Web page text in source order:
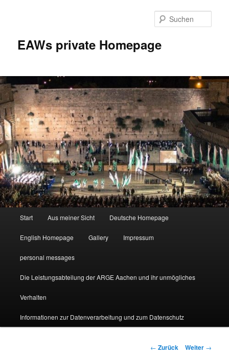
EAWs private Homepage
Start Aus meiner Sicht Deutsche Homepage
English Homepage Gallery Impressum
personal messages
Die Leistungsabteilung der ARGE Aachen und ihr unmögliches
Verhalten
Informationen zur Datenverarbeitung und zum Datenschutz
Beitragsnavigation
← Zurück Weiter →